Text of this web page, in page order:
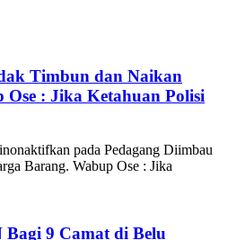
Timbun dan Naikan
: Jika Ketahuan Polisi
pada Pedagang Diimbau
Barang. Wabup Ose : Jika
9 Camat di Belu